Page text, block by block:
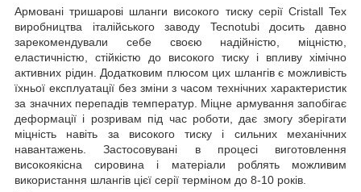
Армовані тришарові шланги високого тиску серії Cristall Tex
виробництва італійського заводу Tecnotubi досить давно
зарекомендували себе своєю надійністю, міцністю,
еластичністю, стійкістю до високого тиску і впливу хімічно
активних рідин. Додатковим плюсом цих шлангів є можливість
їхньої експлуатації без зміни з часом технічних характеристик
за значних перепадів температур. Міцне армування запобігає
деформації і розривам під час роботи, дає змогу зберігати
міцність навіть за високого тиску і сильних механічних
навантажень. Застосовувані в процесі виготовлення
високоякісна сировина і матеріали роблять можливим
використання шлангів цієї серії терміном до 8-10 років.